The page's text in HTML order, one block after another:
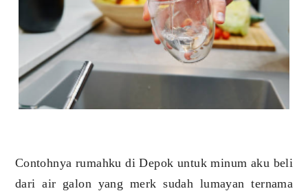
Contohnya rumahku di Depok untuk minum aku beli
dari air galon yang merk sudah lumayan ternama